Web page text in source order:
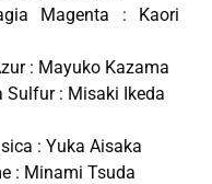
Magenta : Kaori
: Mayuko Kazama
: Misaki Ikeda
: Yuka Aisaka
: Minami Tsuda